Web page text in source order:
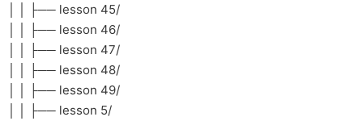
│ │ ├── lesson 45/
│ │ ├── lesson 46/
│ │ ├── lesson 47/
│ │ ├── lesson 48/
│ │ ├── lesson 49/
│ │ ├── lesson 5/